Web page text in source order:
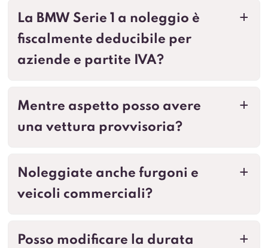
a
La BMW Serie 1 a noleggio è
fiscalmente deducibile per
aziende e partite IVA?
a
Mentre aspetto posso avere
una vettura provvisoria?
a
Noleggiate anche furgoni e
veicoli commerciali?
a
Posso modificare la durata